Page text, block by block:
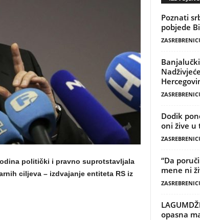
politički i pravno suprotstavljala
ciljeva – izdvajanje entiteta RS iz
Poznati
pobjede
Dodik
oni žive u
“Da
mene ni
opasna